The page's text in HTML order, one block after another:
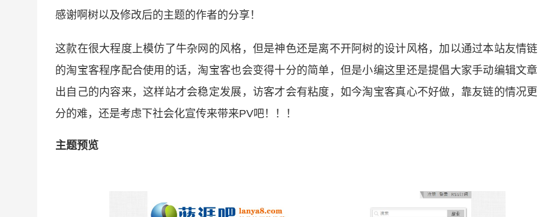
感谢啊树以及修改后的主题的作者的分享！
这款在很大程度上模仿了牛杂网的风格，但是神色还是离不开阿树的设计风格，加以通过本站友情
的淘宝客程序配合使用的话，淘宝客也会变得十分的简单，但是小编这里还是提倡大家手动编辑文
出自己的内容来，这样站才会稳定发展，访客才会有粘度，如今淘宝客真心不好做，靠友链的情况
分的难，还是考虑下社会化宣传来带来PV吧！！！
主题预览